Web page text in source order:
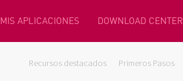
MIS APLICACIONES DOWNLOAD CENTER
Recursos destacados Primeros Pasos